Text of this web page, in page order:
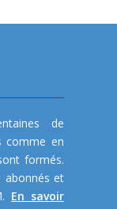
de
comme en
formés.
abonnés et
En savoir